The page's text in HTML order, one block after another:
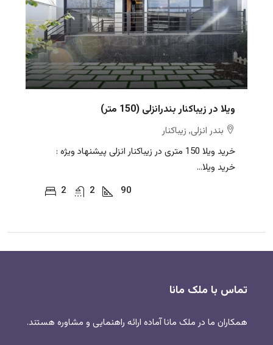
ویلا در زیباکنار بندرانزلی (150 متر)
بندر انزلی, زیباکنار
خرید ویلا 150 متری در زیباکنار انزلی پیشنهاد ویژه :
خرید ویلا...
2
2 90
تماس با ملک مانا
همکاران ما در ملک مانا آماده ارائه راهنمایی و مشاوره هستند.